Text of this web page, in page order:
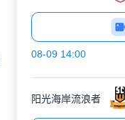
08-09 14:00
阳光海岸流浪者